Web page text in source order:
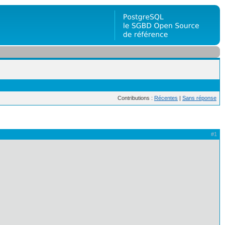
Contributions : Récentes | Sans réponse
#1